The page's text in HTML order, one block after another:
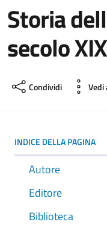
Storia
secolo XIX
Condividi Vedi
INDICE DELLA PAGINA
Autore
Editore
Biblioteca